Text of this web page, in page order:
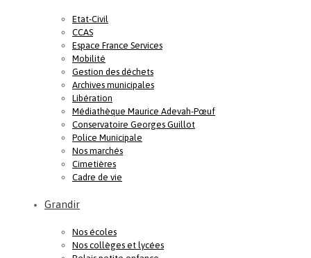
Etat-Civil
CCAS
Espace France Services
Mobilité
Gestion des déchets
Archives municipales
Libération
Médiathèque Maurice Adevah-Pœuf
Conservatoire Georges Guillot
Police Municipale
Nos marchés
Cimetières
Cadre de vie
Grandir
Nos écoles
Nos collèges et lycées